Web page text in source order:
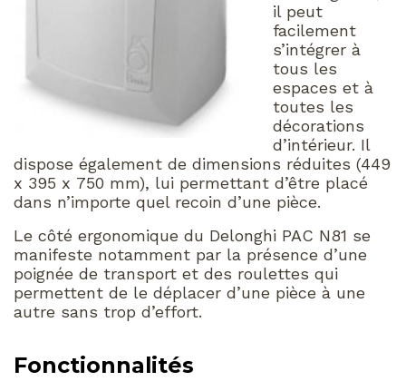
il peut
facilement
s’intégrer à
tous les
espaces et à
toutes les
décorations
d’intérieur. Il
dispose également de dimensions réduites (449
x 395 x 750 mm), lui permettant d’être placé
dans n’importe quel recoin d’une pièce.
Le côté ergonomique du Delonghi PAC N81 se
manifeste notamment par la présence d’une
poignée de transport et des roulettes qui
permettent de le déplacer d’une pièce à une
autre sans trop d’effort.
Fonctionnalités